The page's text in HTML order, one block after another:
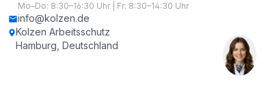
Mo–Do: 8:30–16:30 Uhr | Fr: 8:30–14:30 Uhr
info@kolzen.de
Kolzen Arbeitsschutz
Hamburg, Deutschland